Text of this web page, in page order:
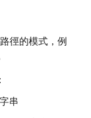
徑的模式，例
串